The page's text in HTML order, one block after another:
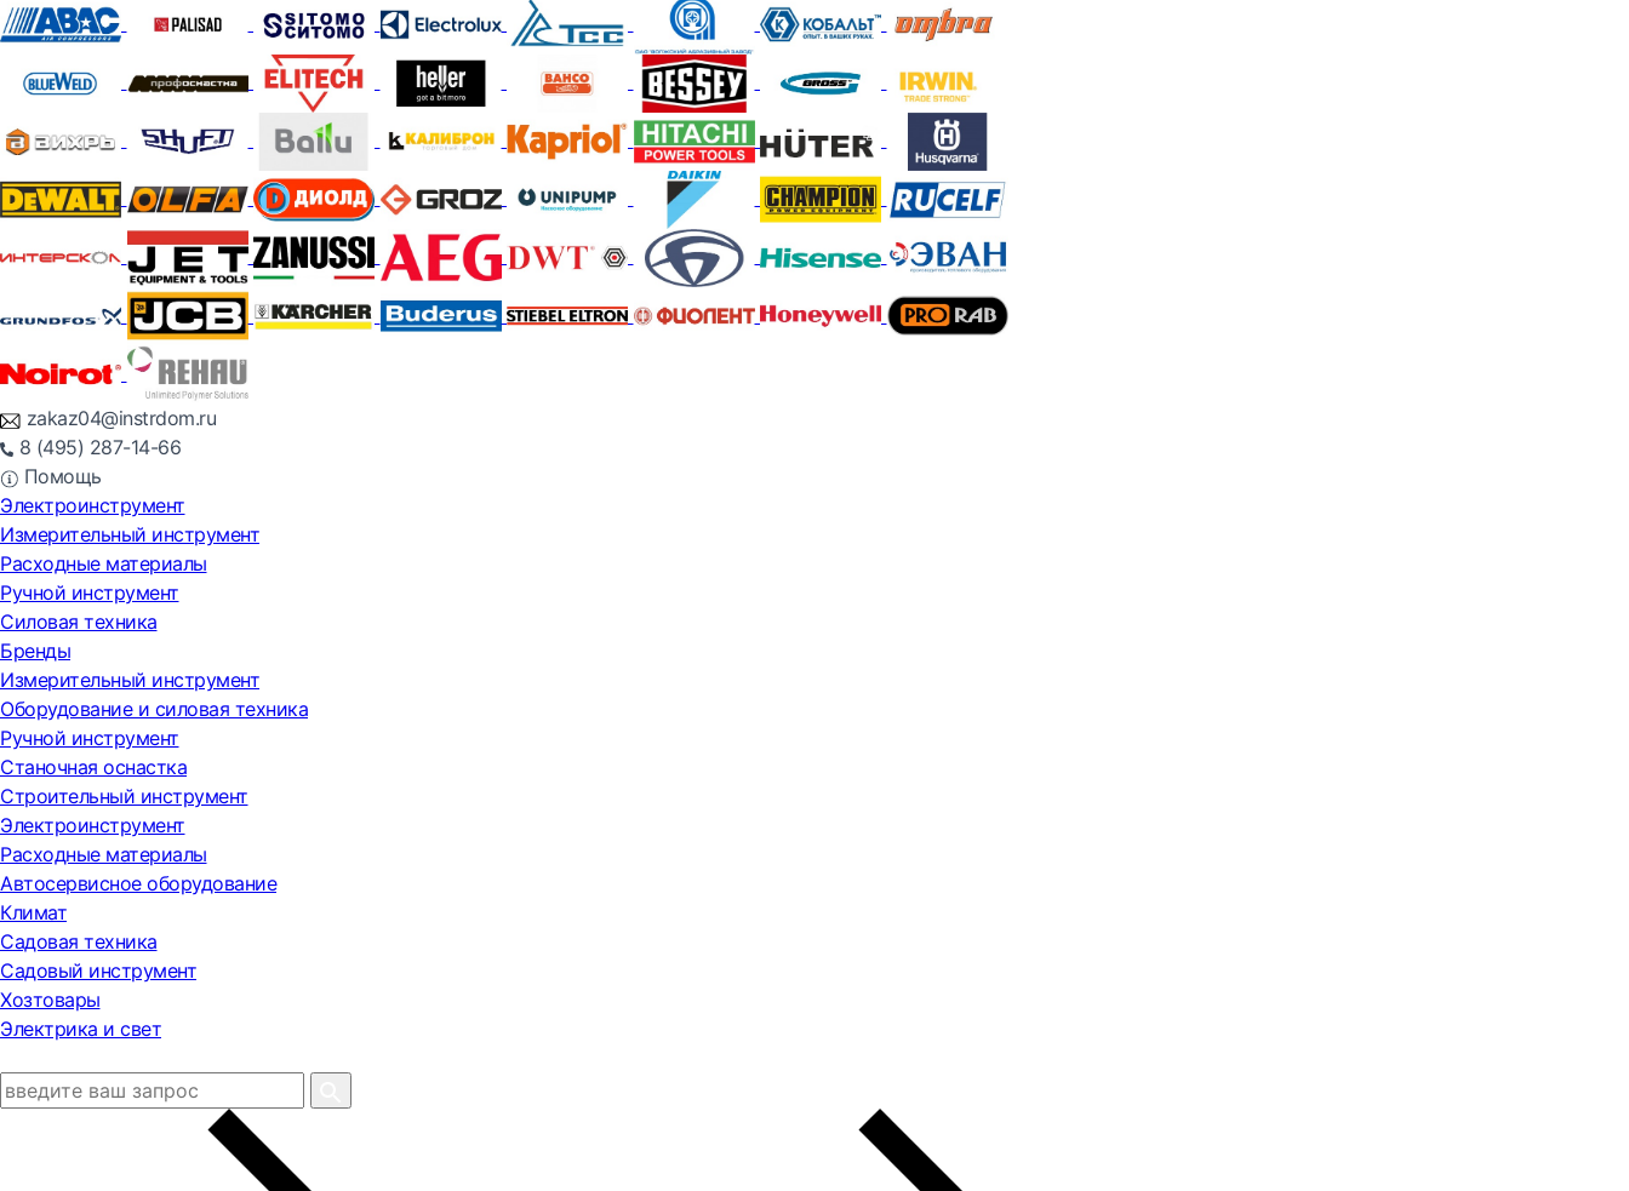
zakaz04@instrdom.ru
8 (495) 287-14-66
Помощь
Электроинструмент
Измерительный инструмент
Расходные материалы
Ручной инструмент
Силовая техника
Бренды
Измерительный инструмент
Оборудование и силовая техника
Ручной инструмент
Станочная оснастка
Строительный инструмент
Электроинструмент
Расходные материалы
Автосервисное оборудование
Климат
Садовая техника
Садовый инструмент
Хозтовары
Электрика и свет